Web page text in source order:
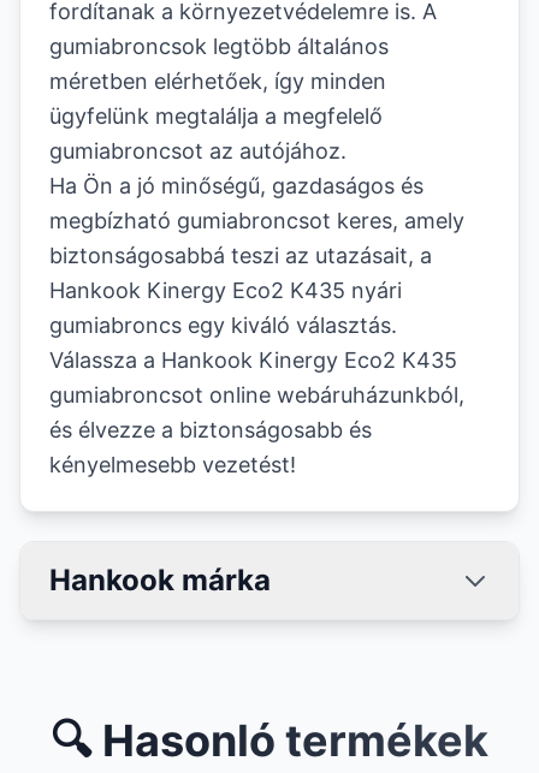
fordítanak a környezetvédelemre is. A
gumiabroncsok legtöbb általános
méretben elérhetőek, így minden
ügyfelünk megtalálja a megfelelő
gumiabroncsot az autójához.
Ha Ön a jó minőségű, gazdaságos és
megbízható gumiabroncsot keres, amely
biztonságosabbá teszi az utazásait, a
Hankook Kinergy Eco2 K435 nyári
gumiabroncs egy kiváló választás.
Válassza a Hankook Kinergy Eco2 K435
gumiabroncsot online webáruházunkból,
és élvezze a biztonságosabb és
kényelmesebb vezetést!
Hankook márka
🔍 Hasonló termékek